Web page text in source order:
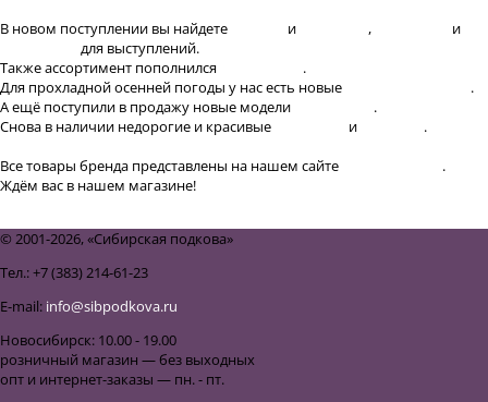
В новом поступлении вы найдете
и ,
и
для выступлений.
Также ассортимент пополнился
.
Для прохладной осенней погоды у нас есть новые
.
А ещё поступили в продажу новые модели
.
Снова в наличии недорогие и красивые
и
.
Все товары бренда представлены на нашем сайте
.
Ждём вас в нашем магазине!
© 2001-2026, «Сибирская подкова»
Тел.: +7 (383) 214-61-23
E-mail: info@sibpodkova.ru
Новосибирск: 10.00 - 19.00
розничный магазин — без выходных
опт и интернет-заказы — пн. - пт.